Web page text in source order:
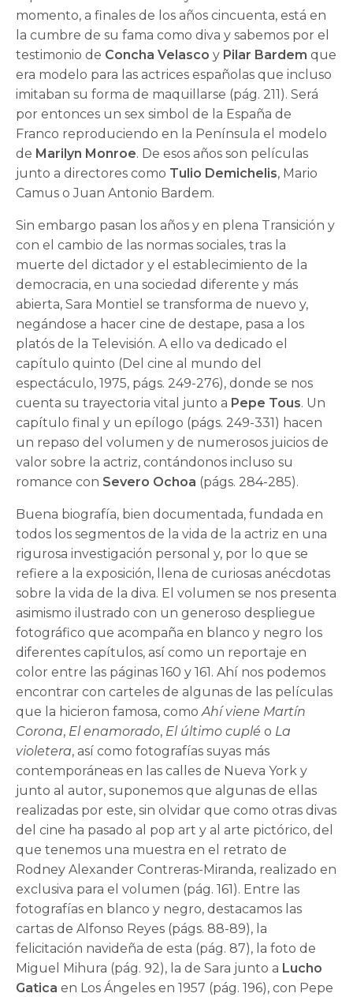
momento, a finales de los años cincuenta, está en
la cumbre de su fama como diva y sabemos por el
testimonio de Concha Velasco y Pilar Bardem que
era modelo para las actrices españolas que incluso
imitaban su forma de maquillarse (pág. 211). Será
por entonces un sex simbol de la España de
Franco reproduciendo en la Península el modelo
de Marilyn Monroe. De esos años son películas
junto a directores como Tulio Demichelis, Mario
Camus o Juan Antonio Bardem.
Sin embargo pasan los años y en plena Transición y
con el cambio de las normas sociales, tras la
muerte del dictador y el establecimiento de la
democracia, en una sociedad diferente y más
abierta, Sara Montiel se transforma de nuevo y,
negándose a hacer cine de destape, pasa a los
platós de la Televisión. A ello va dedicado el
capítulo quinto (Del cine al mundo del
espectáculo, 1975, págs. 249-276), donde se nos
cuenta su trayectoria vital junto a Pepe Tous. Un
capítulo final y un epílogo (págs. 249-331) hacen
un repaso del volumen y de numerosos juicios de
valor sobre la actriz, contándonos incluso su
romance con Severo Ochoa (págs. 284-285).
Buena biografía, bien documentada, fundada en
todos los segmentos de la vida de la actriz en una
rigurosa investigación personal y, por lo que se
refiere a la exposición, llena de curiosas anécdotas
sobre la vida de la diva. El volumen se nos presenta
asimismo ilustrado con un generoso despliegue
fotográfico que acompaña en blanco y negro los
diferentes capítulos, así como un reportaje en
color entre las páginas 160 y 161. Ahí nos podemos
encontrar con carteles de algunas de las películas
que la hicieron famosa, comoAhí viene Martín
Corona, El enamorado, El último cuplé o La
violetera, así como fotografías suyas más
contemporáneas en las calles de Nueva York y
junto al autor, suponemos que algunas de ellas
realizadas por este, sin olvidar que como otras divas
del cine ha pasado al pop art y al arte pictórico, del
que tenemos una muestra en el retrato de
Rodney Alexander Contreras-Miranda, realizado en
exclusiva para el volumen (pág. 161). Entre las
fotografías en blanco y negro, destacamos las
cartas de Alfonso Reyes (págs. 88-89), la
felicitación navideña de esta (pág. 87), la foto de
Miguel Mihura (pág. 92), la de Sara junto a Lucho
Gatica en Los Ángeles en 1957 (pág. 196), con Pepe